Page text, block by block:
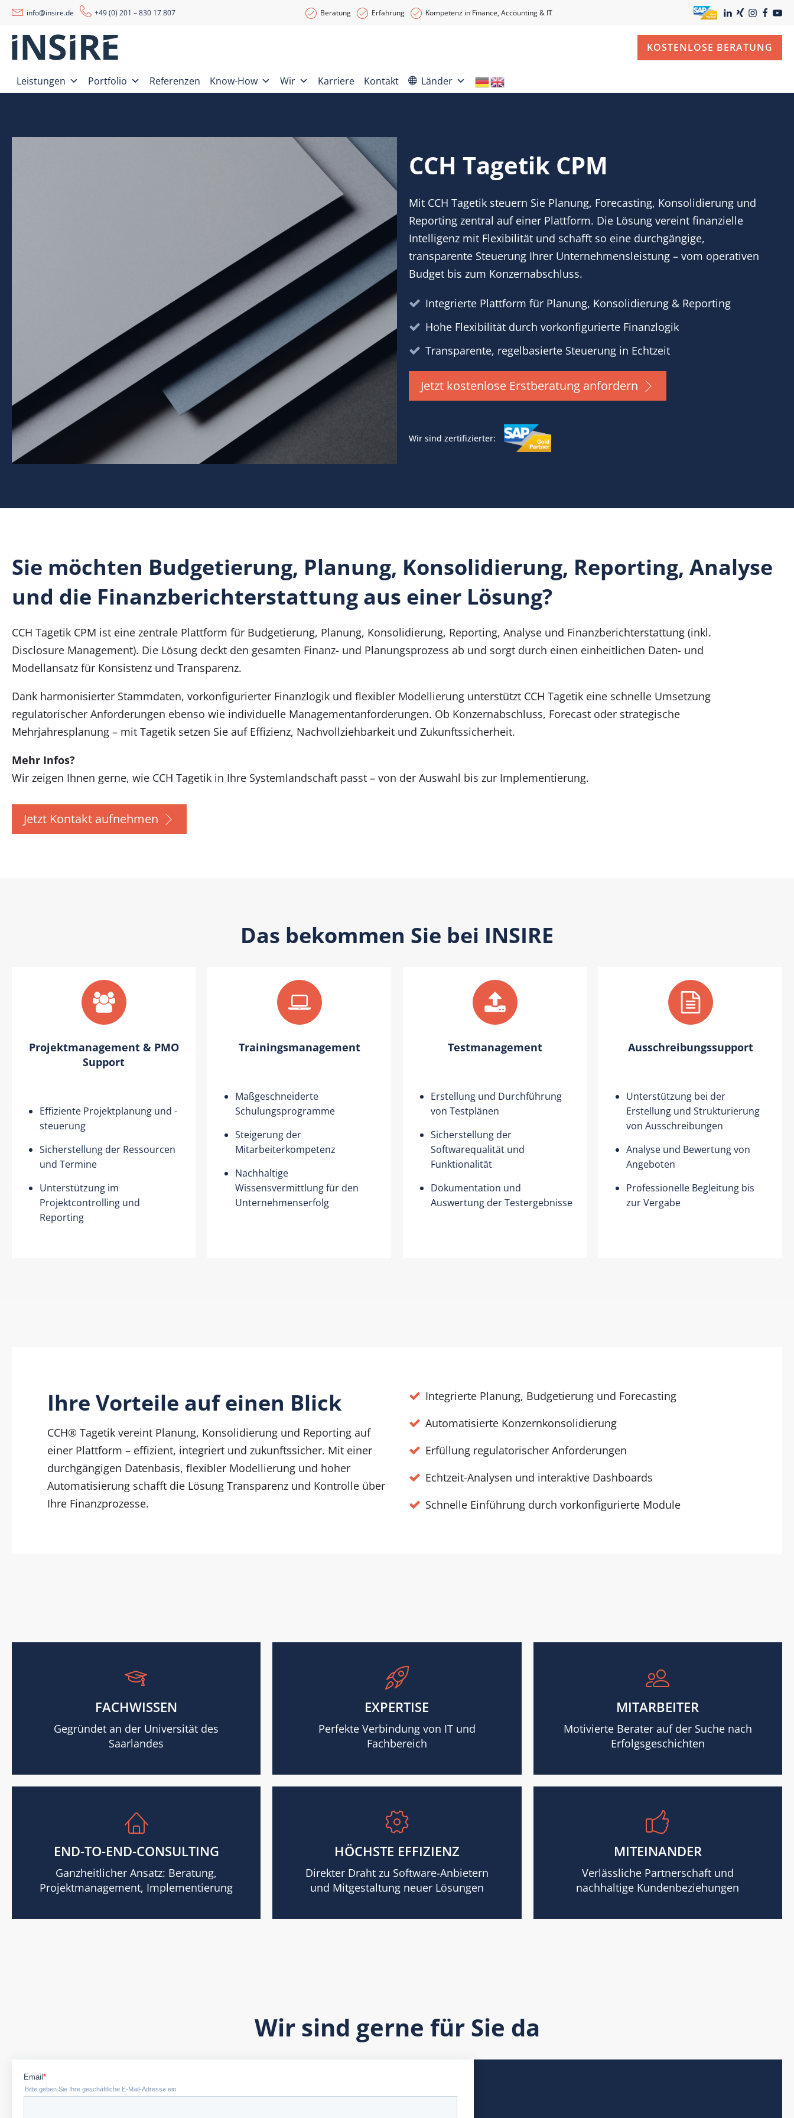
info@insire.de +49 (0) 201 – 830 17 807 Beratung Erfahrung Kompetenz in Finance, Accounting & IT
KOSTENLOSE BERATUNG
Leistungen Portfolio Referenzen Know-How Wir Karriere Kontakt Länder
CCH Tagetik CPM
Mit CCH Tagetik steuern Sie Planung, Forecasting, Konsolidierung und
Reporting zentral auf einer Plattform. Die Lösung vereint finanzielle
Intelligenz mit Flexibilität und schafft so eine durchgängige,
transparente Steuerung Ihrer Unternehmensleistung – vom operativen
Budget bis zum Konzernabschluss.
Integrierte Plattform für Planung, Konsolidierung & Reporting
Hohe Flexibilität durch vorkonfigurierte Finanzlogik
Transparente, regelbasierte Steuerung in Echtzeit
Jetzt kostenlose Erstberatung anfordern
Wir sind zertifizierter:
Sie möchten Budgetierung, Planung, Konsolidierung, Reporting, Analyse
und die Finanzberichterstattung aus einer Lösung?
CCH Tagetik CPM ist eine zentrale Plattform für Budgetierung, Planung, Konsolidierung, Reporting, Analyse und Finanzberichterstattung (inkl.
Disclosure Management). Die Lösung deckt den gesamten Finanz- und Planungsprozess ab und sorgt durch einen einheitlichen Daten- und
Modellansatz für Konsistenz und Transparenz.
Dank harmonisierter Stammdaten, vorkonfigurierter Finanzlogik und flexibler Modellierung unterstützt CCH Tagetik eine schnelle Umsetzung
regulatorischer Anforderungen ebenso wie individuelle Managementanforderungen. Ob Konzernabschluss, Forecast oder strategische
Mehrjahresplanung – mit Tagetik setzen Sie auf Effizienz, Nachvollziehbarkeit und Zukunftssicherheit.
Mehr Infos?
Wir zeigen Ihnen gerne, wie CCH Tagetik in Ihre Systemlandschaft passt – von der Auswahl bis zur Implementierung.
Jetzt Kontakt aufnehmen
Das bekommen Sie bei INSIRE
Projektmanagement & PMO
Support
Effiziente Projektplanung und -
steuerung
Sicherstellung der Ressourcen
und Termine
Unterstützung im
Projektcontrolling und
Reporting
Trainingsmanagement
Maßgeschneiderte
Schulungsprogramme
Steigerung der
Mitarbeiterkompetenz
Nachhaltige
Wissensvermittlung für den
Unternehmenserfolg
Testmanagement
Erstellung und Durchführung
von Testplänen
Sicherstellung der
Softwarequalität und
Funktionalität
Dokumentation und
Auswertung der Testergebnisse
Ausschreibungssupport
Unterstützung bei der
Erstellung und Strukturierung
von Ausschreibungen
Analyse und Bewertung von
Angeboten
Professionelle Begleitung bis
zur Vergabe
Ihre Vorteile auf einen Blick
CCH® Tagetik vereint Planung, Konsolidierung und Reporting auf
einer Plattform – effizient, integriert und zukunftssicher. Mit einer
durchgängigen Datenbasis, flexibler Modellierung und hoher
Automatisierung schafft die Lösung Transparenz und Kontrolle über
Ihre Finanzprozesse.
Integrierte Planung, Budgetierung und Forecasting
Automatisierte Konzernkonsolidierung
Erfüllung regulatorischer Anforderungen
Echtzeit-Analysen und interaktive Dashboards
Schnelle Einführung durch vorkonfigurierte Module
FACHWISSEN
Gegründet an der Universität des
Saarlandes
EXPERTISE
Perfekte Verbindung von IT und
Fachbereich
MITARBEITER
Motivierte Berater auf der Suche nach
Erfolgsgeschichten
END-TO-END-CONSULTING
Ganzheitlicher Ansatz: Beratung,
Projektmanagement, Implementierung
HÖCHSTE EFFIZIENZ
Direkter Draht zu Software-Anbietern
und Mitgestaltung neuer Lösungen
MITEINANDER
Verlässliche Partnerschaft und
nachhaltige Kundenbeziehungen
Wir sind gerne für Sie da